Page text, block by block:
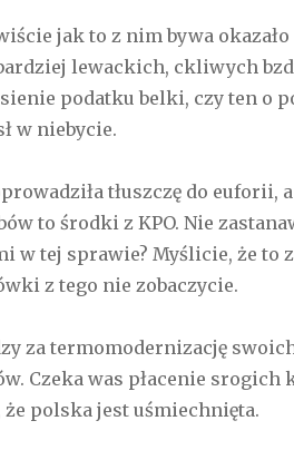
jak to z nim bywa
lewackich, ckliwych
podatku belki, czy ten o
w niebycie.
tłuszczę do euforii,
to środki z KPO. Nie
w tej sprawie? Myślicie, że to
z tego nie zobaczycie.
za termomodernizację
Czeka was płacenie srogich
polska jest uśmiechnięta.